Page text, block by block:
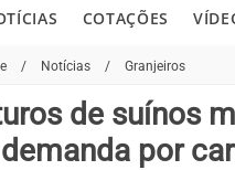
COTAÇÕES
/ Notícias / Granjeiros
de suínos
por